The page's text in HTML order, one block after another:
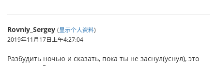
Rovniy_Sergey (显示个人资料)
2019年11月17日上午4:27:04
Разбудить ночью и сказать, пока ты не заснул(уснул), это